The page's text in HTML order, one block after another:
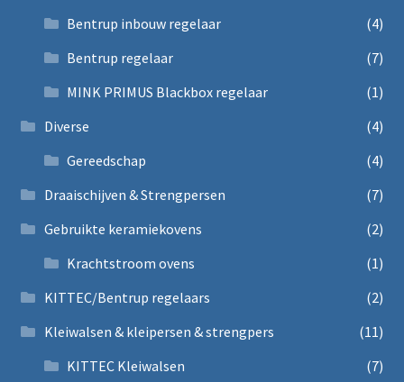
Bentrup inbouw regelaar
(4)
Bentrup regelaar
(7)
MINK PRIMUS Blackbox regelaar
(1)
Diverse
(4)
Gereedschap
(4)
Draaischijven & Strengpersen
(7)
Gebruikte keramiekovens
(2)
Krachtstroom ovens
(1)
KITTEC/Bentrup regelaars
(2)
Kleiwalsen & kleipersen & strengpers
(11)
KITTEC Kleiwalsen
(7)